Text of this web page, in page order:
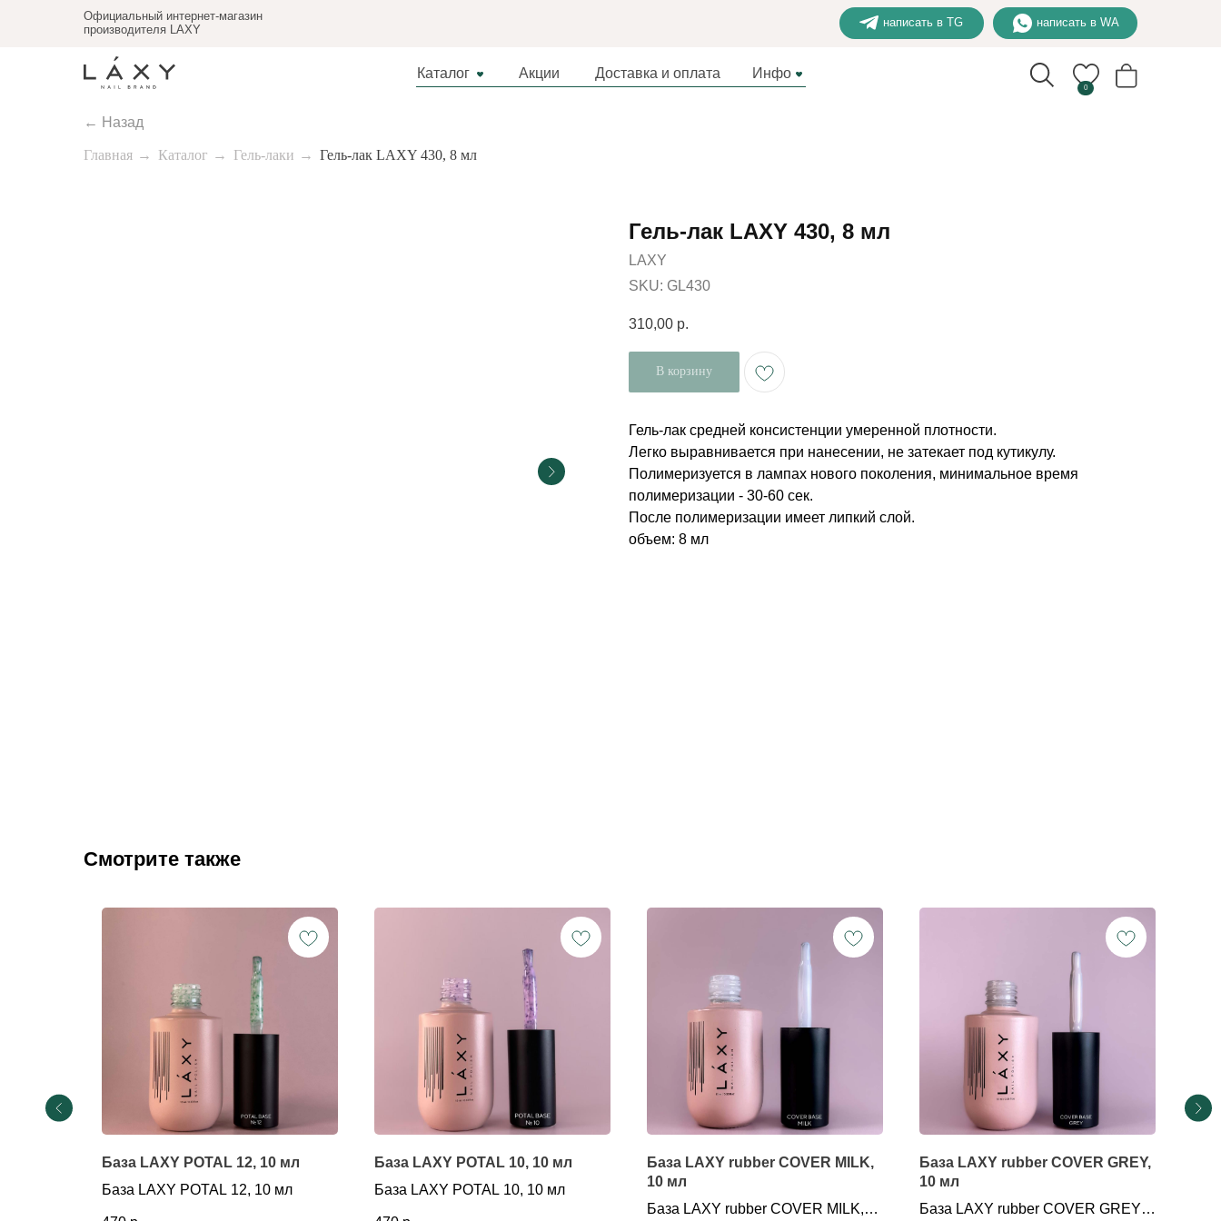
Официальный интернет-магазин
производителя LAXY
написать в WA
Каталог Инфо
Акции Доставка и оплата
0
написать в TG
← Назад
Главная → Каталог → Гель-лаки → Гель-лак LAXY 430, 8 мл
Гель-лак LAXY 430, 8 мл
LAXY
SKU: GL430
310,00 р.
В корзину
Гель-лак средней консистенции умеренной плотности.
Легко выравнивается при нанесении, не затекает под кутикулу.
Полимеризуется в лампах нового поколения, минимальное время
полимеризации - 30-60 сек.
После полимеризации имеет липкий слой.
объем: 8 мл
Смотрите также
База LAXY POTAL 12, 10 мл
База LAXY POTAL 12, 10 мл
База LAXY POTAL 10, 10 мл
База LAXY POTAL 10, 10 мл
База LAXY rubber COVER MILK,
10 мл
База LAXY rubber COVER MILK,
База LAXY rubber COVER GREY,
10 мл
База LAXY rubber COVER GREY,